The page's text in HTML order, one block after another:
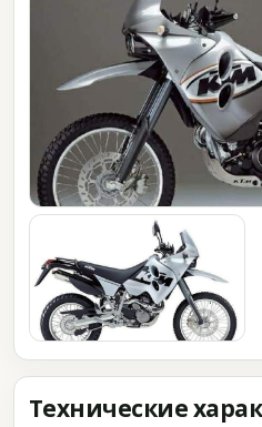
Технические